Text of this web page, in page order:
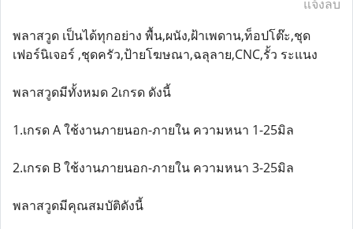
แจ้งลบ
พลาสวูด เป็นได้ทุกอย่าง พื้น,ผนัง,ฝ้าเพดาน,ท็อปโต๊ะ,ชุด
เฟอร์นิเจอร์ ,ชุดครัว,ป้ายโฆษณา,ฉลุลาย,CNC,รั้ว ระแนง
พลาสวูดมีทั้งหมด 2เกรด ดังนี้
1.เกรด A ใช้งานภายนอก-ภายใน ความหนา 1-25มิล
2.เกรด B ใช้งานภายนอก-ภายใน ความหนา 3-25มิล
พลาสวูดมีคุณสมบัติดังนี้